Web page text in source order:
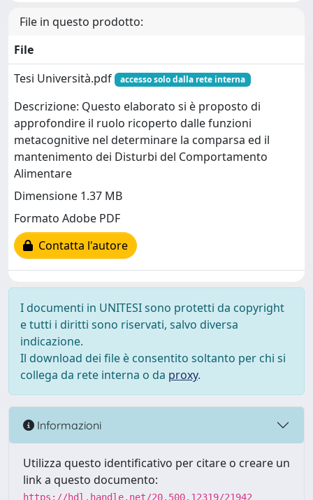
File in questo prodotto:
File
Tesi Università.pdf
accesso solo dalla rete interna
Descrizione: Questo elaborato si è proposto di
approfondire il ruolo ricoperto dalle funzioni
metacognitive nel determinare la comparsa ed il
mantenimento dei Disturbi del Comportamento
Alimentare
Dimensione 1.37 MB
Formato Adobe PDF
Contatta l'autore
I documenti in UNITESI sono protetti da copyright
e tutti i diritti sono riservati, salvo diversa
indicazione.
Il download dei file è consentito soltanto per chi si
collega da rete interna o da proxy.
Informazioni
Utilizza questo identificativo per citare o creare un
link a questo documento:
https://hdl.handle.net/20.500.12319/21942